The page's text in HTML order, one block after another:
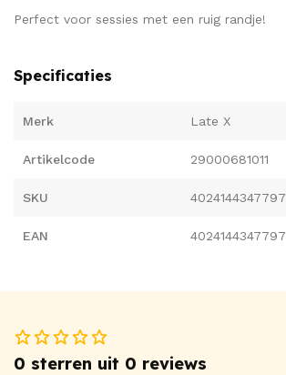
Perfect voor sessies met een ruig randje!
Specificaties
Merk Late X
Artikelcode 29000681011
SKU 4024144347797
EAN 4024144347797
0 sterren uit 0 reviews